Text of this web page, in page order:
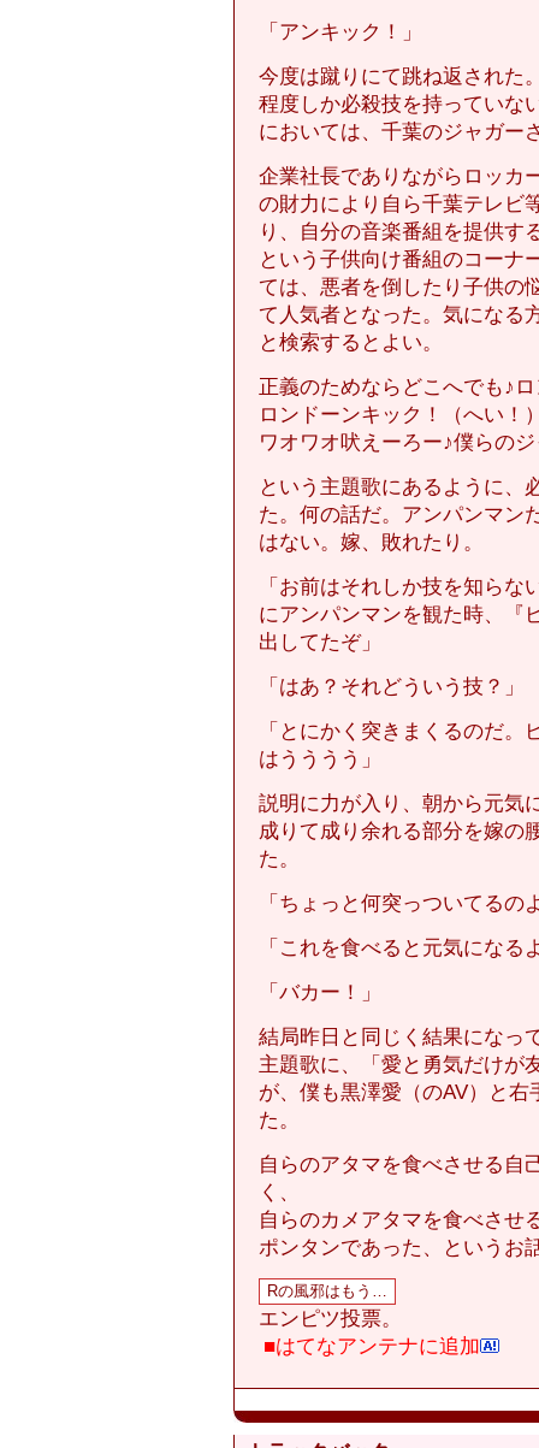
「アンキック！」
今度は蹴りにて跳ね返された
程度しか必殺技を持っていな
においては、千葉のジャガー
企業社長でありながらロッカ
の財力により自ら千葉テレビ
り、自分の音楽番組を提供す
という子供向け番組のコーナ
ては、悪者を倒したり子供の
て人気者となった。気になる
と検索するとよい。
正義のためならどこへでも♪
ロンドーンキック！（へい！
ワオワオ吠えーろー♪僕らの
という主題歌にあるように、
た。何の話だ。アンパンマン
はない。嫁、敗れたり。
「お前はそれしか技を知ら
にアンパンマンを観た時、『
出してたぞ」
「はあ？それどういう技？」
「とにかく突きまくるのだ
はうううう」
説明に力が入り、朝から元気
成りて成り余れる部分を嫁の
た。
「ちょっと何突っついてるの
「これを食べると元気になる
「バカー！」
結局昨日と同じく結果になっ
主題歌に、「愛と勇気だけが
が、僕も黒澤愛（のAV）と
た。
自らのアタマを食べさせる自
く、
自らのカメアタマを食べさせ
ポンタンであった、というお
エンピツ投票。
■はてなアンテナに追加